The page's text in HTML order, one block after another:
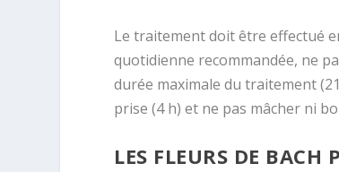
Le traitement doit être effectué
quotidienne recommandée, ne
durée maximale du traitement
prise (4 h) et ne pas mâcher ni
LES FLEURS DE BACH